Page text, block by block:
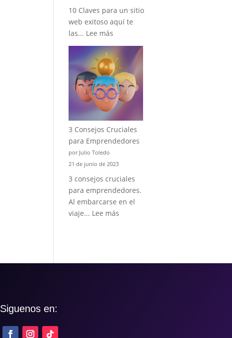
10 Claves para un sitio
web exitoso aquí te
las... Lee más
10
Claves
para
un
sitio
web
exitoso
3 Consejos Cruciales
para Emprendedores
por Julio Toledo
21 de junio de 2023
3 consejos cruciales
para emprendedores.
Al embarcarse en el
viaje... Lee más
Siguenos en: